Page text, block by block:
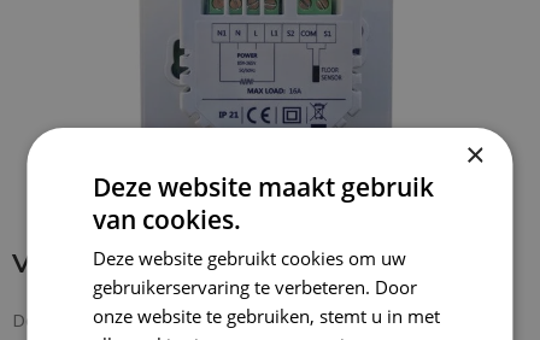
Verbinding maken met thermostaat
De bedrading is rechtstreeks aan te sluiten achter op
×
Deze website maakt gebruik
van cookies.
Deze website gebruikt cookies om uw
gebruikerservaring te verbeteren. Door
onze website te gebruiken, stemt u in met